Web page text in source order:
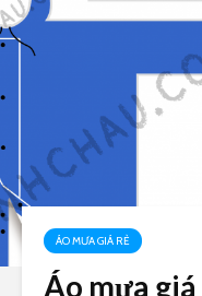
ÁO MƯA GIÁ RẺ
Áo mưa giá